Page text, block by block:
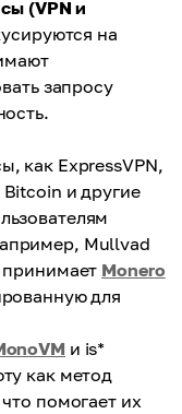
а
что к
избежать
что
(VPN и
на
запросу
как ExpressVPN,
и другие
Mullvad
Monero
для
и is*
как метод
помогает их